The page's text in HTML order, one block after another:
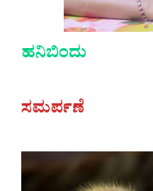
ಹನಿಬಿಂದು
ಸಮರ್ಪಣೆ